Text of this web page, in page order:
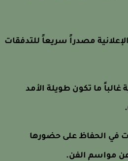
مصدراً سريعاً للتدفقات
ما تكون طويلة الأمد
في الحفاظ على حضورها
مواسم الفن.